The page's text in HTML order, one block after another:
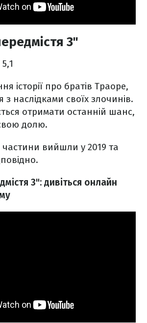
3"
5,1
історії про братів Траоре,
з наслідками своїх злочинів.
отримати останній шанс,
долю.
частини вийшли у 2019 та
3": дивіться онлайн